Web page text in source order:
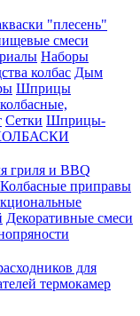
"плесень"
смеси
Наборы
колбас Дым
Шприцы
Сетки Шприцы-
гриля и BBQ
Колбасные приправы
Декоративные смеси
для
термокамер